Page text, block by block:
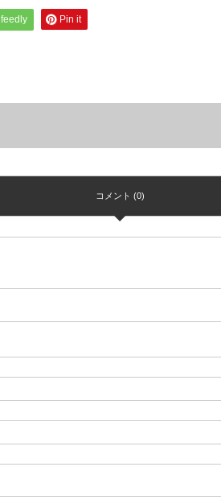
feedly Pin it
コメント (0)